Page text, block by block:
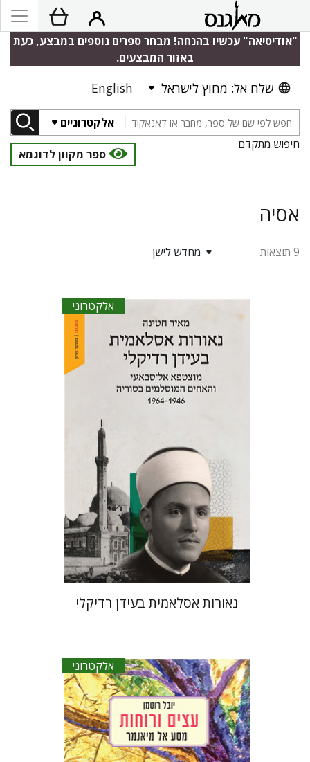
"אודיסיאה" עכשיו בהנחה! מבחר ספרים נוספים במבצע, כעת
באזור המבצעים.
שלח אל: מחוץ לישראל English
אלקטרוניים
חיפוש מתקדם
ספר מקוון לדוגמא
אסיה
9 תוצאות מחדש לישן
אלקטרוני
מאיר חטינה
הנחת אתר ספר אלקטרוני
$23
נאורות אסלאמית בעידן רדיקלי
אלקטרוני
יובל רוטמן